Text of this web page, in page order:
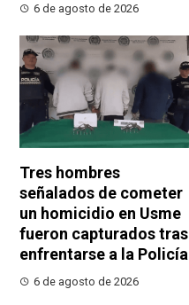
6 de agosto de 2026
Tres hombres
señalados de cometer
un homicidio en Usme
fueron capturados tras
enfrentarse a la Policía
6 de agosto de 2026